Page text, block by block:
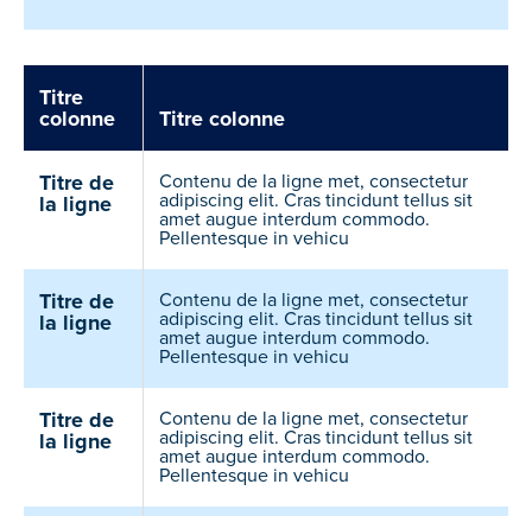
Titre
colonne
Titre colonne
Titre de
la ligne
Contenu de la ligne met, consectetur
adipiscing elit. Cras tincidunt tellus sit
amet augue interdum commodo.
Pellentesque in vehicu
Titre de
la ligne
Contenu de la ligne met, consectetur
adipiscing elit. Cras tincidunt tellus sit
amet augue interdum commodo.
Pellentesque in vehicu
Titre de
la ligne
Contenu de la ligne met, consectetur
adipiscing elit. Cras tincidunt tellus sit
amet augue interdum commodo.
Pellentesque in vehicu